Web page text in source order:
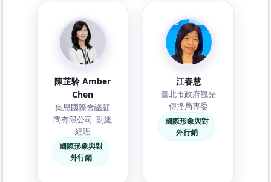
陳芷駖 Amber
Chen
集思國際會議顧
問有限公司 副總
經理
國際形象與對
外行銷
江春慧
臺北市政府觀光
傳播局專委
國際形象與對
外行銷